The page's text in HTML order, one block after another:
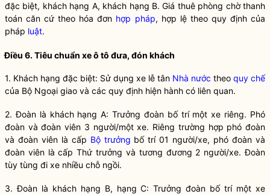
đặc biệt, khách hạng A, khách hạng B. Giá thuê phòng chờ thanh
toán căn cứ theo hóa đơn hợp pháp, hợp lệ theo quy định của
pháp luật.
Điều 6. Tiêu chuẩn xe ô tô đưa, đón khách
1. Khách hạng đặc biệt: Sử dụng xe lễ tân Nhà nước theo quy chế
của Bộ Ngoại giao và các quy định hiện hành có liên quan.
2. Đoàn là khách hạng A: Trưởng đoàn bố trí một xe riêng. Phó
đoàn và đoàn viên 3 người/một xe. Riêng trường hợp phó đoàn
và đoàn viên là cấp Bộ trưởng bố trí 01 người/xe, phó đoàn và
đoàn viên là cấp Thứ trưởng và tương đương 2 người/xe. Đoàn
tùy tùng đi xe nhiều chỗ ngồi.
3. Đoàn là khách hạng B, hạng C: Trưởng đoàn bố trí một xe